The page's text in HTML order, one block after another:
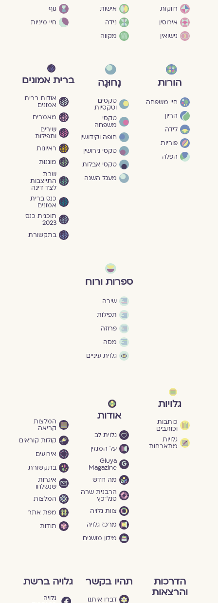
רווקות
אירוסין
נישואין
אישות
נידה
מקווה
גוף
חיי מיניות
הורות
חיי משפחה
הריון
לידה
פוריות
הפלה
נָחוּגָה
טקסים
וטקסיות
טקסי
משפחה
חופה וקידושין
טקסי גירושין
טקסי אבלות
מעגל השנה
ברית אמונים
אודות ברית
אמונים
מאמרים
שירים
ותפילות
ראיונות
מוגנוּת
שבת
התייצבות
לצד דינה
כנס ברית
אמונים
תוכנית כנס
2023
בתקשורת
ספרות ורוח
שירה
תפילות
פרוזה
מסה
גלוית עיניים
גלויות
כותבות
וכותבים
גלויות
מתארחות
אודות
גלוית לב
על המגזין
Gluya
Magazine
מה חדש
הרבנית שרה
סגל־כץ
צוות גלויה
מרכז גלויה
מילון מושגים
המלצות
קריאה
קולות קוראים
אירועים
בתקשורת
איגרות
שנשלחו
המלצות
מפת אתר
תודות
הדרכות
והרצאות
תהיו בקשר
דברו איתנו
גלויה ברשת
גלויה